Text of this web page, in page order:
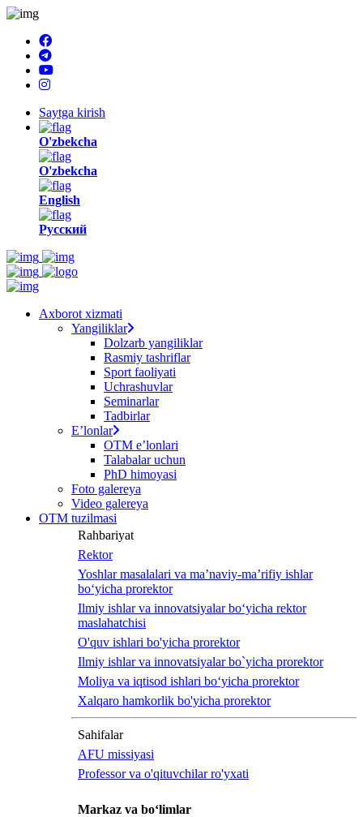
Saytga kirish
O'zbekcha
O'zbekcha
English
Русский
Axborot xizmati
Yangiliklar
Dolzarb yangiliklar
Rasmiy tashriflar
Sport faoliyati
Uchrashuvlar
Seminarlar
Tadbirlar
Eʼlonlar
OTM eʼlonlari
Talabalar uchun
PhD himoyasi
Foto galereya
Video galereya
OTM tuzilmasi
Rahbariyat
Rektor
Yoshlar masalalari va ma’naviy-ma’rifiy ishlar
bo‘yicha prorektor
Ilmiy ishlar va innovatsiyalar bo‘yicha rektor
maslahatchisi
O'quv ishlari bo'yicha prorektor
Ilmiy ishlar va innovatsiyalar bo`yicha prorektor
Moliya va iqtisod ishlari bo‘yicha prorektor
Xalqaro hamkorlik bo'yicha prorektor
Sahifalar
AFU missiyasi
Professor va o'qituvchilar ro'yxati
Markaz va bo‘limlar